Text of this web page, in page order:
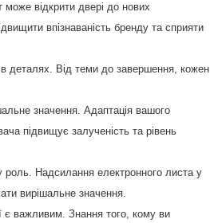
відкрити двері до нових
впізнаваність бренду та сприяти
деталях. Від теми до завершення, кожен
значення. Адаптація вашого
підвищує залученість та рівень
роль. Надсилання електронного листа у
вирішальне значення.
є важливим. Знання того, кому ви